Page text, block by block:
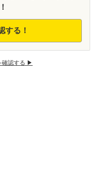
する！
確認する ▶︎